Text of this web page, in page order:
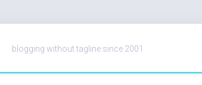
blogging without tagline since 2001